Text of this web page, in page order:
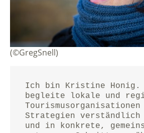
(©GregSnell)
Ich bin Kristine Honig.
begleite lokale und
Strategien verständlich
und in konkrete,